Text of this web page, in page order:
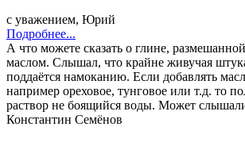
с уважением, Юрий
Подробнее...
А что можете сказать о глине,
маслом. Слышал, что крайне живучая
поддаётся намоканию. Если добавлять
например ореховое, тунговое или т.д. то
раствор не боящийся воды. Может
Константин Семёнов